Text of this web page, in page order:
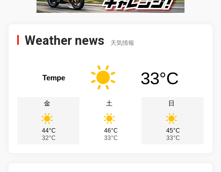
Weather news 天気情報
Tempe 33°C
金
44°C
32°C
土
46°C
33°C
日
45°C
33°C